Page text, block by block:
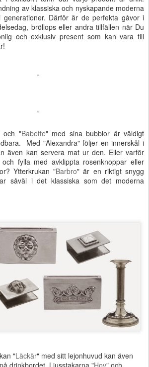
av klassiska och nyskapande moderna
generationer. Därför är de perfekta gåvor i
bröllops eller andra tillfällen när Du
och exklusiv present som kan vara till
och "Babette" med sina bubblor är väldigt
Med "Alexandra" följer en innerskål i
även kan servera mat ur den. Eller varför
fylla med avklippta rosenknoppar eller
Ytterkrukan "Barbro" är en riktigt snygg
såväl i det klassiska som det moderna
"Läckär" med sitt lejonhuvud kan även
drinkbordet. Ljusstakarna "Hov" och